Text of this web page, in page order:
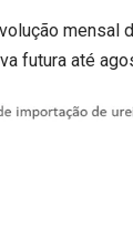
mensal
futura até